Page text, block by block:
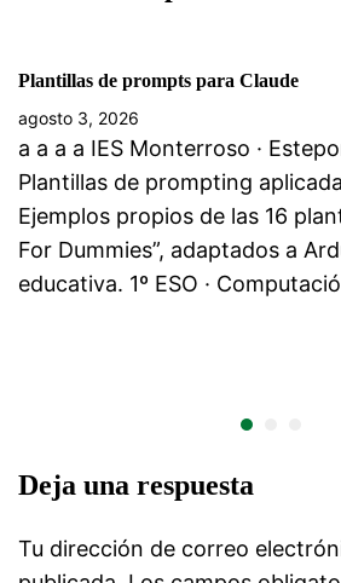
Plantillas de prompts para Claude
agosto 3, 2026
a a a a IES Monterroso ·
Plantillas de prompting
Ejemplos propios de las 16
For Dummies”, adaptados a
educativa. 1º ESO ·
Deja una respuesta
Tu dirección de correo